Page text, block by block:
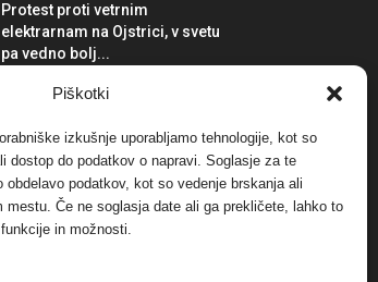
Piškotki
izkušnje uporabljamo tehnologije, kot so
dostop do podatkov o napravi. Soglasje za te
obdelavo podatkov, kot so vedenje brskanja ali
mestu. Če ne soglasja date ali ga prekličete, lahko to
in možnosti.
Protest proti vetrnim
elektrarnam na Ojstrici, v svetu
pa vedno bolj...
elektrarnam Verbund
Dogodki 29. januarja, 2018
FOTO: Razstava cvetličarskega